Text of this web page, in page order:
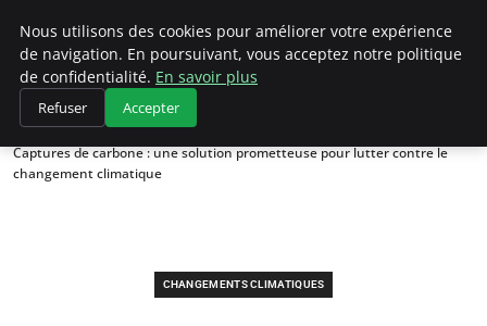
Climategatecountryclub.com
Accueil
Changements climatiques
Captures de carbone : une solution prometteuse pour lutter contre le
changement climatique
CHANGEMENTS CLIMATIQUES
Nous utilisons des cookies pour améliorer votre expérience
de navigation. En poursuivant, vous acceptez notre politique
de confidentialité. En savoir plus
Refuser Accepter